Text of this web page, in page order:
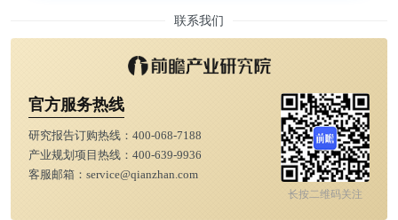
钒钢是人类用合金材质创作的艺术品，钒中和了钢的
脆感，只需要添加1%，便可以赋予一种材料全新的
特质。但当时，这样的艺术品主要用于欧洲铁轨的铺
设，于汽车制造中，只在曲轴等极少数部位使用。
汽车工艺史上最重要的变革，便由一块钒钢残片开
联系我们
官方服务热线
研究报告订购热线： 400-068-7188
产业规划项目热线： 400-639-9936
客服邮箱： service@qianzhan.com
长按二维码关注